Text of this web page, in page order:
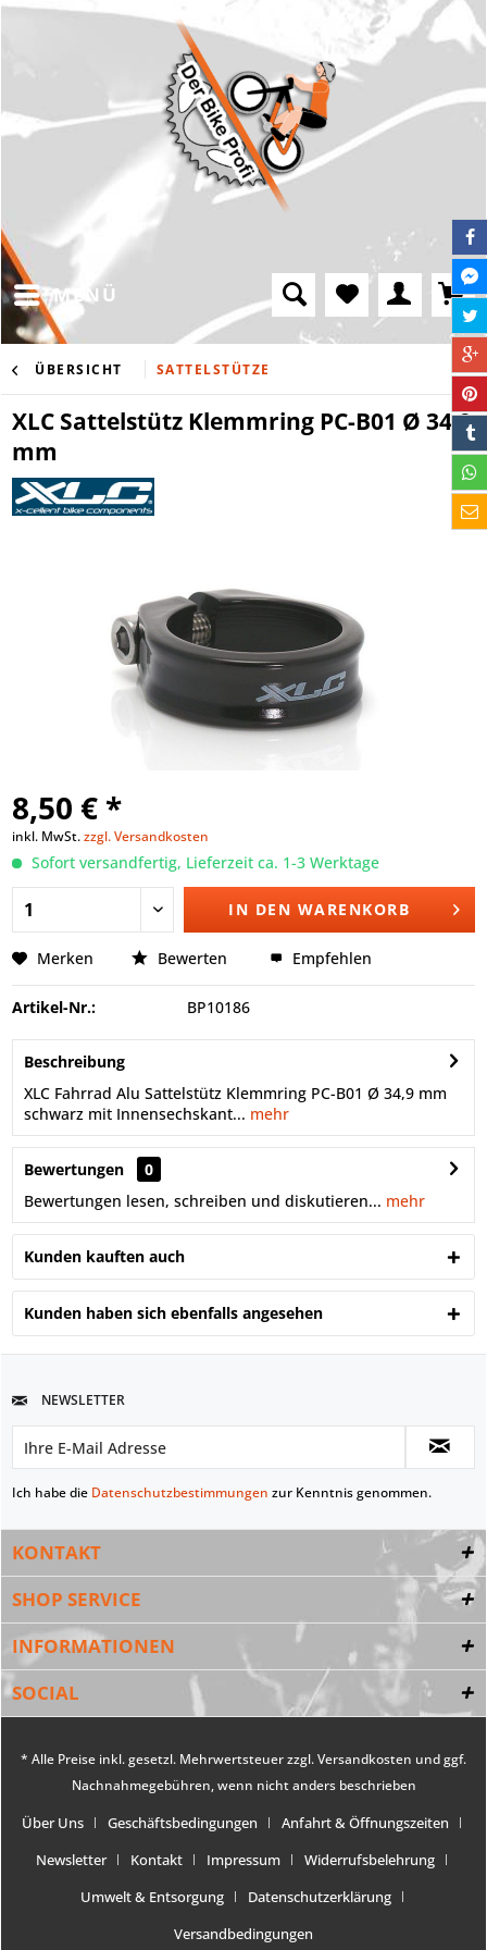
MENÜ
ÜBERSICHT SATTELSTÜTZE
XLC Sattelstütz Klemmring PC-B01 Ø 34,9
mm
8,50 € *
inkl. MwSt.zzgl. Versandkosten
Sofort versandfertig, Lieferzeit ca. 1-3 Werktage
IN DEN WARENKORB
Merken Bewerten Empfehlen
Artikel-Nr.: BP10186
Beschreibung
XLC Fahrrad Alu Sattelstütz Klemmring PC-B01 Ø 34,9 mm
schwarz mit Innensechskant... mehr
Bewertungen
0
Bewertungen lesen, schreiben und diskutieren... mehr
Kunden kauften auch
Kunden haben sich ebenfalls angesehen
NEWSLETTER
Ich habe die Datenschutzbestimmungen zur Kenntnis genommen.
KONTAKT
SHOP SERVICE
INFORMATIONEN
SOCIAL
* Alle Preise inkl. gesetzl. Mehrwertsteuer zzgl.Versandkosten und ggf.
Nachnahmegebühren, wenn nicht anders beschrieben
Über Uns Geschäftsbedingungen
Anfahrt & Öffnungszeiten
Newsletter
Kontakt Impressum
Widerrufsbelehrung
Umwelt & Entsorgung
Datenschutzerklärung
Versandbedingungen